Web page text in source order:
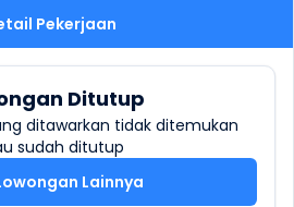
Pekerjaan
Ditutup
ditawarkan tidak ditemukan
sudah ditutup
Lainnya